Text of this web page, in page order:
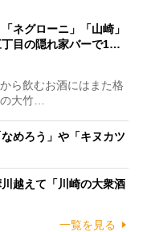
ネグローニ」「山崎」
丁目の隠れ家バーで1…
ら飲むお酒にはまた格
大竹…
めろう」や「キヌカツ
越えて「川崎の大衆酒
一覧を見る